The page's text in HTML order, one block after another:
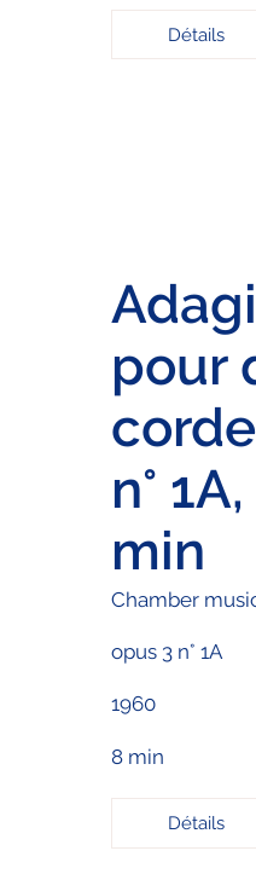
Détails
pour
n°
min
Chamber
opus 3 n° 1A
1960
8 min
Détails